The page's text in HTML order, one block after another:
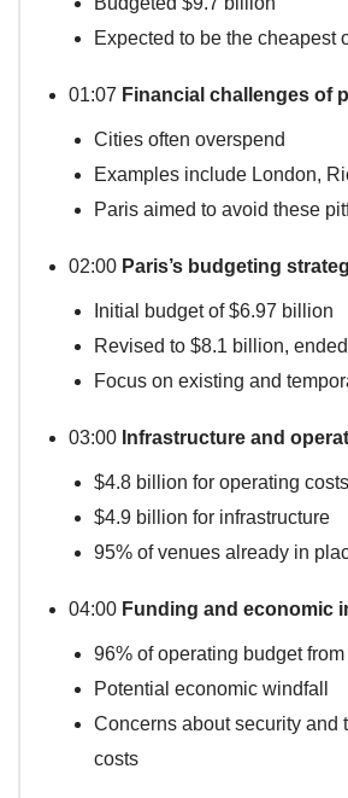
Expected to be the cheapest
01:07 Financial challenges of
Cities often overspend
Examples include London,
Paris aimed to avoid these
02:00 Paris’s budgeting
Initial budget of $6.97 billion
Revised to $8.1 billion,
Focus on existing and
03:00 Infrastructure and
$4.8 billion for operating costs
$4.9 billion for infrastructure
95% of venues already in
04:00 Funding and economic
96% of operating budget
Potential economic windfall
Concerns about security and
costs